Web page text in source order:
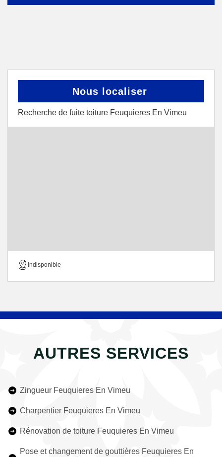
Nous localiser
Recherche de fuite toiture Feuquieres En Vimeu
indisponible
AUTRES SERVICES
Zingueur Feuquieres En Vimeu
Charpentier Feuquieres En Vimeu
Rénovation de toiture Feuquieres En Vimeu
Pose et changement de gouttières Feuquieres En